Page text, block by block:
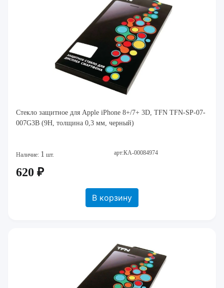
Стекло защитное для Apple iPhone 8+/7+ 3D, TFN TFN-SP-07-
007G3B (9H, толщина 0,3 мм, черный)
Наличие: 1 шт. арт:КА-00084974
620 ₽
В корзину